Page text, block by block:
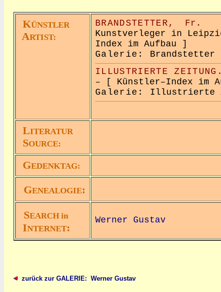
KÜNSTLER
ARTIST:
BRANDSTETTER,
Fr.
Kunstverleger in
Index im Aufbau ]
Galerie:
ILLUSTRIERTE
– [ Künstler–Index im
Galerie: Illustrierte
LITERATUR
SOURCE:
GEDENKTAG:
GENEALOGIE:
SEARCH in
INTERNET:
Werner Gustav
zurück zur GALERIE: Werner Gustav